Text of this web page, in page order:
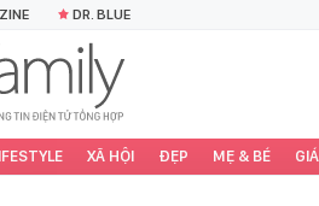
DR. BLUE
XÃ HỘI ĐẸP MẸ & BÉ